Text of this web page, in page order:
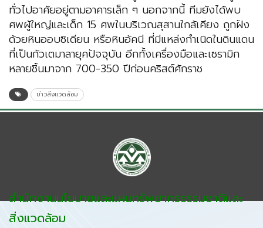
ทั่วไปอาศัยอยู่ตามอาคารเล็ก ๆ นอกจากนี้ ทีมยังได้พบ
ศพผู้ใหญ่และเด็ก 15 ศพในบริเวณสุสานใกล้เคียง ถูกฝัง
ด้วยหินออบซิเดียน หรือหินอัคนี ที่มีแหล่งกำเนิดในดินแดน
ที่เป็นกัวเตมาลายุคปัจจุบัน อีกทั้งเครื่องมือและเซรามิก
หลายชิ้นมาจาก 700-350 ปีก่อนคริสต์ศักราช
ข่าวสิ่งแวดล้อม
สำนักงานนโยบายและแผนทรัพยากรธรรมชาติและ
สิ่งแวดล้อม